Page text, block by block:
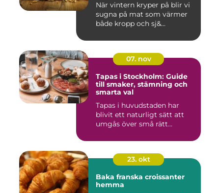
När vintern kryper på blir vi
sugna på mat som värmer
både kropp och sj&...
07. nov
Tapas i Stockholm: Guide
till smaker, stämning och
smarta val
Tapas i huvudstaden har
blivit ett naturligt sätt att
umgås över små rätt...
23. okt
Baka franska croissanter
hemma